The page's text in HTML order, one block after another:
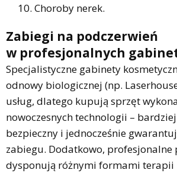
Choroby nerek.
Zabiegi na podczerwień
w profesjonalnych
Specjalistyczne gabinety
odnowy biologicznej (np.
usług, dlatego kupują sprzęt
nowoczesnych technologii –
bezpieczny i jednocześnie
zabiegu. Dodatkowo, profesjonalne
dysponują różnymi formami terapii